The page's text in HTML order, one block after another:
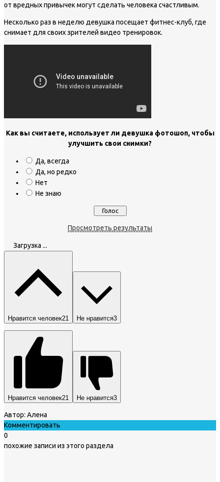
от вредных привычек могут сделать человека счастливым.
Несколько раз в неделю девушка посещает фитнес-клуб, где
снимает для своих зрителей видео тренировок.
Как вы считаете, использует ли девушка фотошоп, чтобы
улучшить свои снимки?
Да, всегда
Да, но редко
Нет
Не знаю
Просмотреть результаты
Загрузка ...
Нравится человек21 Не нравится3
Нравится человек21 Не нравится3
Автор: Алена
Комментировать
0
похожие записи из этого раздела